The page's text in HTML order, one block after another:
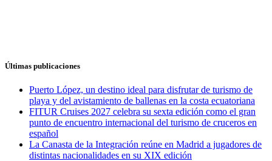
Últimas publicaciones
Puerto López, un destino ideal para disfrutar de turismo de
playa y del avistamiento de ballenas en la costa ecuatoriana
FITUR Cruises 2027 celebra su sexta edición como el gran
punto de encuentro internacional del turismo de cruceros en
español
La Canasta de la Integración reúne en Madrid a jugadores de
distintas nacionalidades en su XIX edición